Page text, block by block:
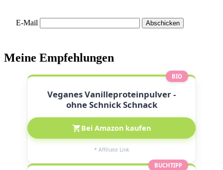
E-Mail
Meine Empfehlungen
BIO
Veganes Vanilleproteinpulver -
ohne Schnick Schnack
Bei Amazon kaufen
* Affiliate Link
BUCHTIPP